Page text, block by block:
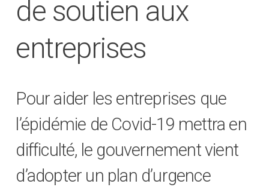
de soutien aux
entreprises
Pour aider les entreprises que
l’épidémie de Covid-19 mettra en
difficulté, le gouvernement vient
d’adopter un plan d’urgence